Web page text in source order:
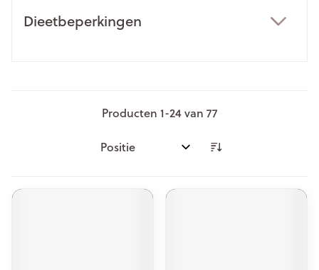
Dieetbeperkingen
Producten 1-24van 77
Sorteer op: